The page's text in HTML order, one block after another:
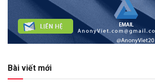
Bài viết mới